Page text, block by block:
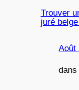
Trouver
juré
Août
dans